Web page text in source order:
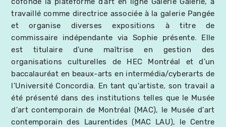
travaillé comme directrice associée à la galerie Pangée
et organise diverses expositions à titre de
commissaire indépendante via Sophie présente. Elle
est titulaire d'une maîtrise en gestion des
organisations culturelles de HEC Montréal et d'un
baccalauréat en beaux-arts en intermédia/cyberarts de
l'Université Concordia. En tant qu'artiste, son travail a
été présenté dans des institutions telles que le Musée
d'art contemporain de Montréal (MAC), le Musée d'art
contemporain des Laurentides (MAC LAU), le Centre